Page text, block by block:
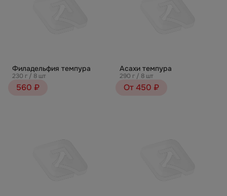
Филадельфия темпура
230 г / 8 шт
560 ₽
Асахи темпура
290 г / 8 шт
От 450 ₽